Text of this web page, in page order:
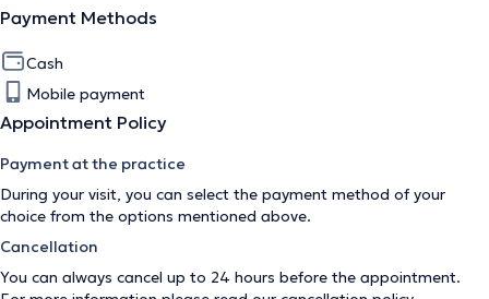
Payment Methods
Cash
Mobile payment
Appointment Policy
Payment at the practice
During your visit, you can select the payment method of your
choice from the options mentioned above.
Cancellation
You can always cancel up to 24 hours before the appointment.